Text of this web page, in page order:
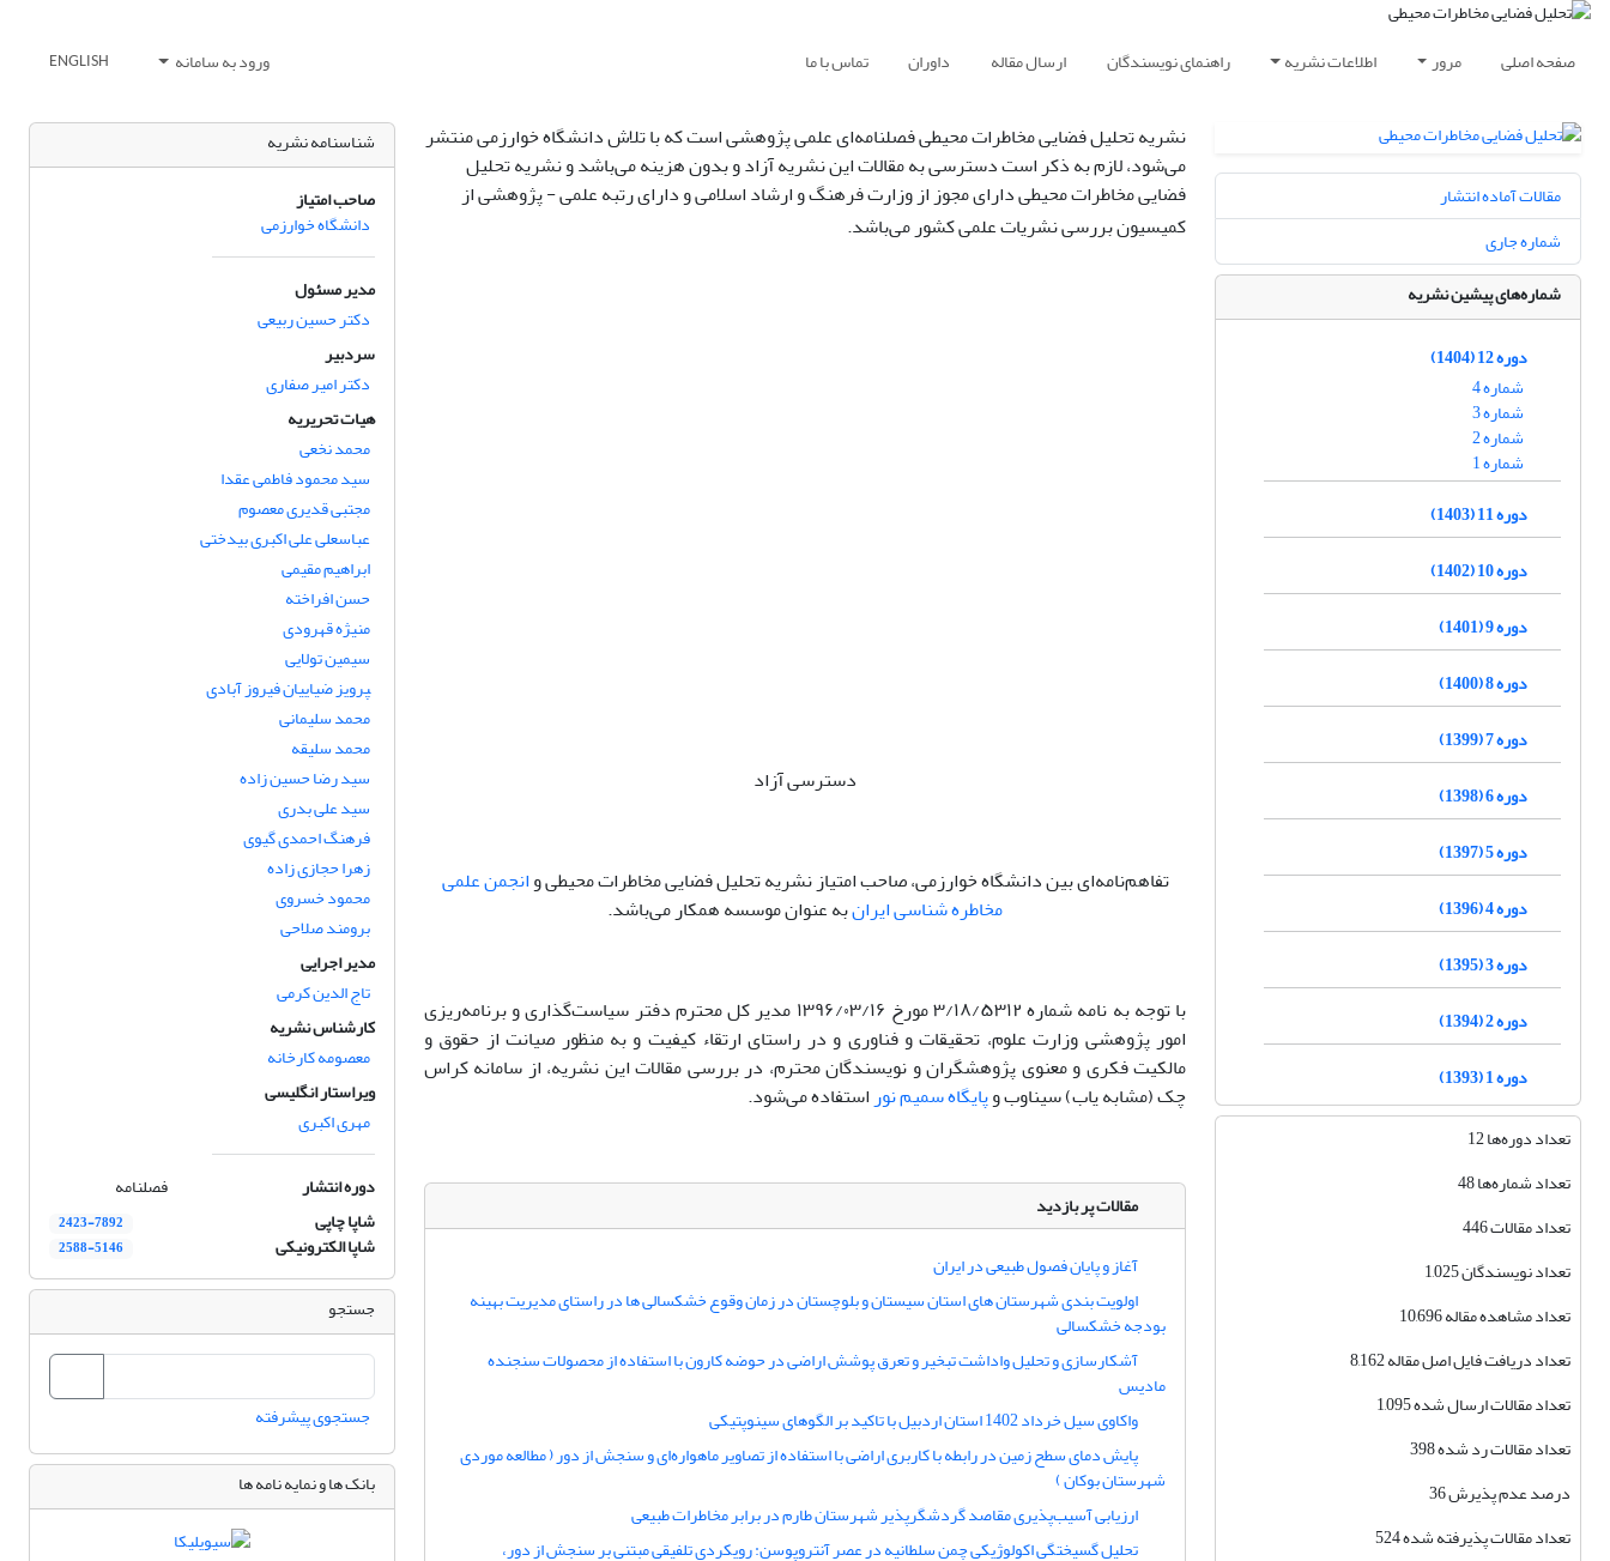
صفحه اصلی مرور اطلاعات نشریه راهنمای نویسندگان ارسال مقاله داوران تماس با ما ورود به سامانه ENGLISH
مقالات آماده انتشار
شماره جاری
شماره‌های پیشین نشریه
دوره 12 (1404)
شماره 4
شماره 3
شماره 2
شماره 1
دوره 11 (1403)
دوره 10 (1402)
دوره 9 (1401)
دوره 8 (1400)
دوره 7 (1399)
دوره 6 (1398)
دوره 5 (1397)
دوره 4 (1396)
دوره 3 (1395)
دوره 2 (1394)
دوره 1 (1393)
تعداد دوره‌ها 12
تعداد شماره‌ها 48
تعداد مقالات 446
تعداد نویسندگان 1,025
تعداد مشاهده مقاله 10,696
تعداد دریافت فایل اصل مقاله 8,162
تعداد مقالات ارسال شده 1,095
تعداد مقالات رد شده 398
درصد عدم پذیرش 36
تعداد مقالات پذیرفته شده 524
نشریه تحلیل فضایی مخاطرات محیطی فصلنامه‌ای علمی پژوهشی است که با تلاش دانشگاه خوارزمی منتشر
می‌شود، لازم به ذکر است دسترسی به مقالات این نشریه آزاد و بدون هزینه می‌باشد و نشریه تحلیل
فضایی مخاطرات محیطی دارای مجوز از وزارت فرهنگ و ارشاد اسلامی و دارای رتبه علمی - پژوهشی از
کمیسیون بررسی نشریات علمی کشور می‌باشد.
دسترسی آزاد
تفاهم‌نامه‌ای بین دانشگاه خوارزمی، صاحب امتیاز نشریه تحلیل فضایی مخاطرات محیطی وانجمن علمی
مخاطره شناسی ایرانبه عنوان موسسه همکار می‌باشد.
با توجه به نامه شماره ۳/۱۸/۵۳۱۲ مورخ ۱۳۹۶/۰۳/۱۶ مدیر کل محترم دفتر سیاست‌گذاری و برنامه‌ریزی
امور پژوهشی وزارت علوم، تحقیقات و فناوری و در راستای ارتقاء کیفیت و به منظور صیانت از حقوق و
مالکیت فکری و معنوی پژوهشگران و نویسندگان محترم، در بررسی مقالات این نشریه، از سامانه کراس
چک (مشابه یاب) سیناوب وپایگاه سمیم نوراستفاده می‌شود.
مقالات پر بازدید
آغاز و پایان فصول طبیعی در ایران
اولویت بندی شهرستان های استان سیستان و بلوچستان در زمان وقوع خشکسالی ها در راستای مدیریت بهینه
بودجه خشکسالی
آشکارسازی و تحلیل واداشت تبخیر و تعرق پوشش اراضی در حوضه کارون با استفاده از محصولات سنجنده
مادیس
واکاوی سیل خرداد 1402 استان اردبیل با تاکید بر الگوهای سینوپتیکی
پایش دمای سطح زمین در رابطه با کاربری اراضی با استفاده از تصاویر ماهواره‌ای و سنجش از دور ( مطالعه موردی
شهرستان بوکان )
ارزیابی آسیب‌‌پذیری مقاصد گردشگرپذیر شهرستان طارم در برابر مخاطرات طبیعی
تحلیل گسیختگی اکولوژیکی چمن سلطانیه در عصر آنتروپوسن: رویکردی تلفیقی مبتنی بر سنجش از دور،
شناسنامه نشریه
صاحب امتیاز
دانشگاه خوارزمی
مدیر مسئول
دکتر حسین ربیعی
سردبیر
دکتر امیر صفاری
هیات تحریریه
محمد نخعی
سید محمود فاطمی عقدا
مجتبی قدیری معصوم
عباسعلی علی اکبری بیدختی
ابراهیم مقیمی
حسن افراخته
منیژه قهرودی
سیمین تولایی
‍‍‍‍‍‍‍‍‍‍‍‍‍‍‍‍‍‍‍‍‍‍‍‍‍‍‍‍‍پرویز ضیاییان فیروز آبادی
محمد سلیمانی
محمد سلیقه
سید رضا حسین زاده
سید علی بدری
فرهنگ احمدی گیوی
زهرا حجازی زاده
محمود خسروی
برومند صلاحی
مدیر اجرایی
تاج الدین کرمی
کارشناس نشریه
معصومه کارخانه
ویراستار انگلیسی
مهری اکبری
دوره انتشار
فصلنامه
شاپا چاپی
2423-7892
شاپا الکترونیکی 2588-5146
جستجو
جستجوی پیشرفته
بانک ها و نمایه نامه ها